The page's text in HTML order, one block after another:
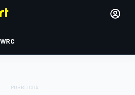
WRC